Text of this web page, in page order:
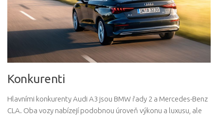
Konkurenti
Hlavními konkurenty Audi A3 jsou BMW řady 2 a Mercedes-Benz
CLA. Oba vozy nabízejí podobnou úroveň výkonu a luxusu, ale